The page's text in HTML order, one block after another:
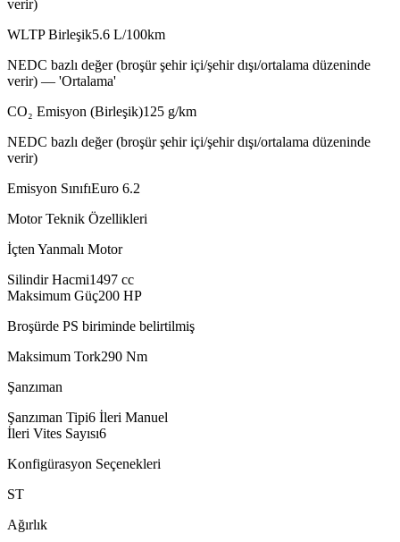
verir)
WLTP Birleşik5.6 L/100km
NEDC bazlı değer (broşür şehir içi/şehir dışı/ortalama düzeninde
verir) — 'Ortalama'
CO₂ Emisyon (Birleşik)125 g/km
NEDC bazlı değer (broşür şehir içi/şehir dışı/ortalama düzeninde
verir)
Emisyon SınıfıEuro 6.2
Motor Teknik Özellikleri
İçten Yanmalı Motor
Silindir Hacmi1497 cc
Maksimum Güç200 HP
Broşürde PS biriminde belirtilmiş
Maksimum Tork290 Nm
Şanzıman
Şanzıman Tipi6 İleri Manuel
İleri Vites Sayısı6
Konfigürasyon Seçenekleri
ST
Ağırlık